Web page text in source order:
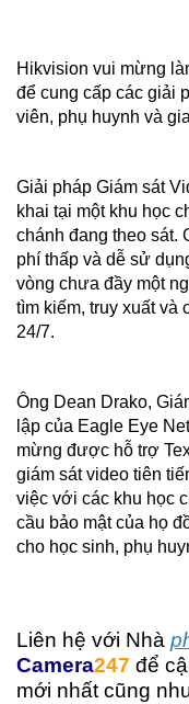
Hikvision vui mừng
để cung cấp các giải
viên, phụ huynh và
Giải pháp Giám sát
khai tại một khu học
chánh đang theo sát.
phí thấp và dễ sử
vòng chưa đầy một
tìm kiếm, truy xuất và
24/7.
Ông Dean Drako,
lập của Eagle Eye
mừng được hỗ trợ
giám sát video tiên
việc với các khu học
cầu bảo mật của họ
cho học sinh, phụ
Liên hệ với Nhà
Camera247 để
mới nhất cũng